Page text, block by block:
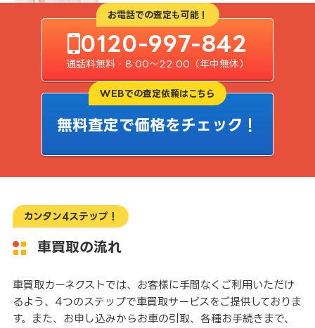
お電話での査定も可能！
0120-997-842
通話料無料・8:00〜22:00（年中無休）
WEBでの査定依頼はこちら
無料査定で価格をチェック！
カンタン4ステップ！
車買取の流れ
車買取カーネクストでは、お客様に手間なくご利用いただけ
るよう、4つのステップで車買取サービスをご提供しておりま
す。また、お申し込みからお車の引取、各種お手続きまで、